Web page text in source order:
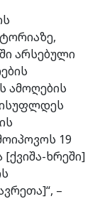
არსებული
ამოღების
19
ხრეში]
–